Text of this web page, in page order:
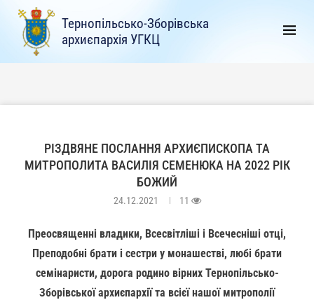
Тернопільсько-Зборівська
архиєпархія УГКЦ
РІЗДВЯНЕ ПОСЛАННЯ АРХИЄПИСКОПА ТА
МИТРОПОЛИТА ВАСИЛІЯ СЕМЕНЮКА НА 2022 РІК
БОЖИЙ
24.12.2021 11
Преосвященні владики, Всесвітліші і Всечесніші отці,
Преподобні брати і сестри у монашестві, любі брати
семінаристи, дорога родино вірних Тернопільсько-
Зборівської архиєпархії та всієї нашої митрополії